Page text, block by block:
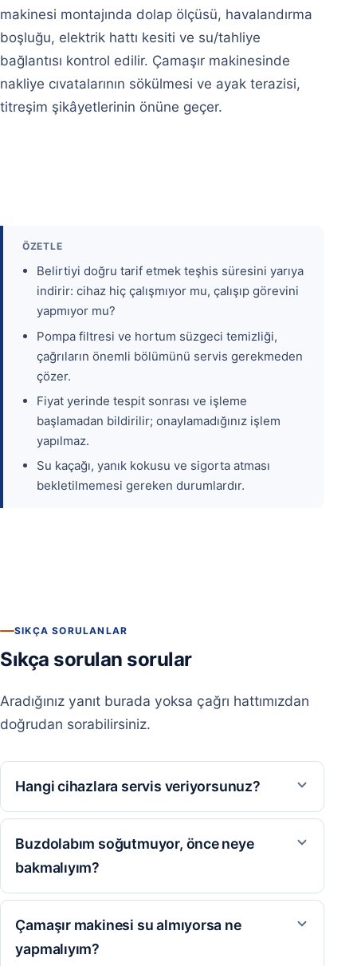
makinesi montajında dolap ölçüsü, havalandırma
boşluğu, elektrik hattı kesiti ve su/tahliye
bağlantısı kontrol edilir. Çamaşır makinesinde
nakliye cıvatalarının sökülmesi ve ayak terazisi,
titreşim şikâyetlerinin önüne geçer.
ÖZETLE
Belirtiyi doğru tarif etmek teşhis süresini yarıya
indirir: cihaz hiç çalışmıyor mu, çalışıp görevini
yapmıyor mu?
Pompa filtresi ve hortum süzgeci temizliği,
çağrıların önemli bölümünü servis gerekmeden
çözer.
Fiyat yerinde tespit sonrası ve işleme
başlamadan bildirilir; onaylamadığınız işlem
yapılmaz.
Su kaçağı, yanık kokusu ve sigorta atması
bekletilmemesi gereken durumlardır.
SIKÇA SORULANLAR
Sıkça sorulan sorular
Aradığınız yanıt burada yoksa çağrı hattımızdan
doğrudan sorabilirsiniz.
Hangi cihazlara servis veriyorsunuz?
Buzdolabım soğutmuyor, önce neye
bakmalıyım?
Çamaşır makinesi su almıyorsa ne
yapmalıyım?